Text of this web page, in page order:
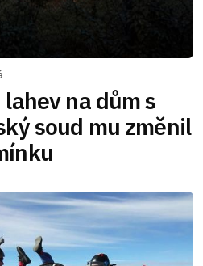
na dům s
soud mu změnil